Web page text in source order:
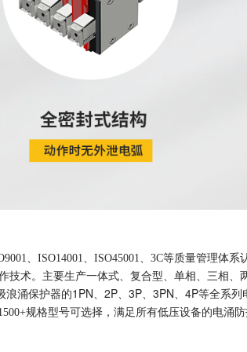
、ISO14001、ISO45001、3C等质量管理体系
技术。主要生产一体式、复合型、单相、三相、
涌保护器的1PN、2P、3P、3PN、4P等全系列
规格型号可选择，满足所有低压设备的电涌防